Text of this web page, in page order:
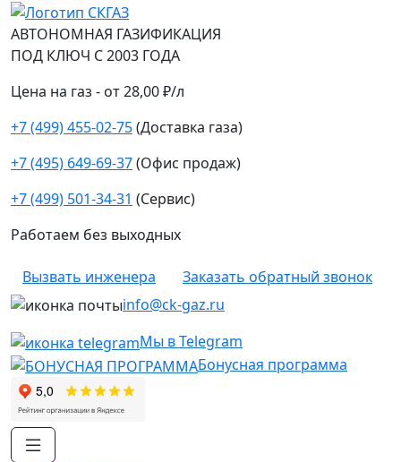
АВТОНОМНАЯ ГАЗИФИКАЦИЯ
ПОД КЛЮЧ С 2003 ГОДА
Цена на газ - от 28,00 ₽/л
+7 (499) 455-02-75(Доставка газа)
+7 (495) 649-69-37(Офис продаж)
+7 (499) 501-34-31 (Сервис)
Работаем без выходных
Вызвать инженера
Заказать обратный звонок
info@ck-gaz.ru
Мы в Telegram
Бонусная программа